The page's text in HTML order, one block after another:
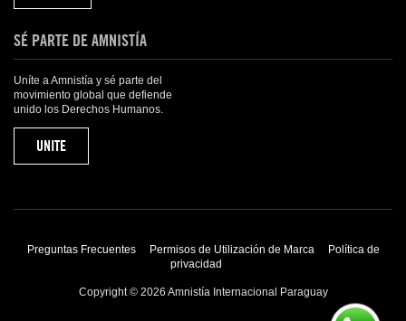
SÉ PARTE DE AMNISTÍA
Uníte a Amnistía y sé parte del
movimiento global que defiende
unido los Derechos Humanos.
UNITE
Preguntas Frecuentes Permisos de Utilización de Marca
Política de
privacidad
Copyright © 2026 Amnistía Internacional Paraguay